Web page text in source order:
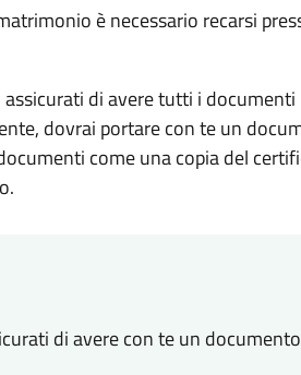
è necessario recarsi
di avere tutti i documenti
dovrai portare con te un
come una copia del
di avere con te un